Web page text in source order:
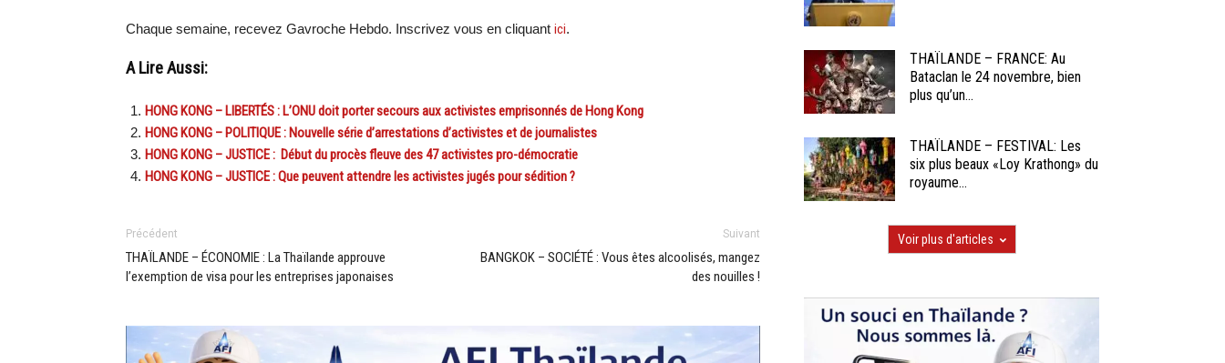
Chaque semaine, recevez Gavroche Hebdo. Inscrivez vous en cliquant ici.
A Lire Aussi:
HONG KONG – LIBERTÉS : L’ONU doit porter secours aux activistes emprisonnés de Hong Kong
HONG KONG – POLITIQUE : Nouvelle série d’arrestations d’activistes et de journalistes
HONG KONG – JUSTICE : Début du procès fleuve des 47 activistes pro-démocratie
HONG KONG – JUSTICE : Que peuvent attendre les activistes jugés pour sédition ?
Précédent
THAÏLANDE – ÉCONOMIE : La Thaïlande approuve
l’exemption de visa pour les entreprises japonaises
Suivant
BANGKOK – SOCIÉTÉ : Vous êtes alcoolisés, mangez
des nouilles !
THAÏLANDE – FRANCE: Au
Bataclan le 24 novembre, bien
plus qu’un...
THAÏLANDE – FESTIVAL: Les
six plus beaux «Loy Krathong» du
royaume...
Voir plus d'articles